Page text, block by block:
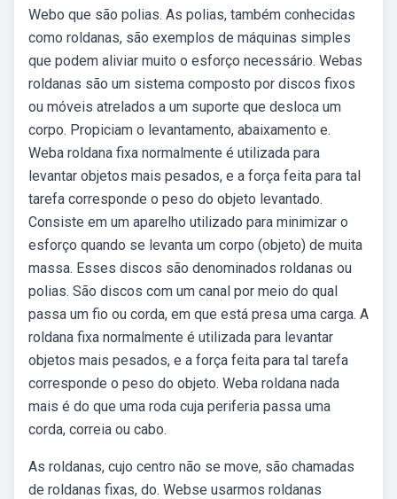
Webo que são polias. As polias, também conhecidas
como roldanas, são exemplos de máquinas simples
que podem aliviar muito o esforço necessário. Webas
roldanas são um sistema composto por discos fixos
ou móveis atrelados a um suporte que desloca um
corpo. Propiciam o levantamento, abaixamento e.
Weba roldana fixa normalmente é utilizada para
levantar objetos mais pesados, e a força feita para tal
tarefa corresponde o peso do objeto levantado.
Consiste em um aparelho utilizado para minimizar o
esforço quando se levanta um corpo (objeto) de muita
massa. Esses discos são denominados roldanas ou
polias. São discos com um canal por meio do qual
passa um fio ou corda, em que está presa uma carga. A
roldana fixa normalmente é utilizada para levantar
objetos mais pesados, e a força feita para tal tarefa
corresponde o peso do objeto. Weba roldana nada
mais é do que uma roda cuja periferia passa uma
corda, correia ou cabo.
As roldanas, cujo centro não se move, são chamadas
de roldanas fixas, do. Webse usarmos roldanas